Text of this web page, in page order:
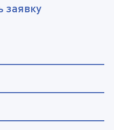
заявку